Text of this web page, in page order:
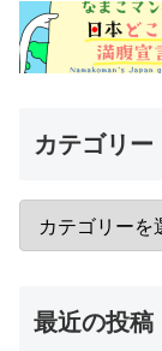
カテゴリー
最近の投稿